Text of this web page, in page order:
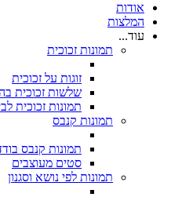
אודות
המלצות
עוד...
תמונות זכוכית
זוגות על זכוכית
שלשות זכוכית
תמונות זכוכית
תמונות קנבס
תמונות קנבס
סטים מעוצבים
תמונות לפי נושא וסגנון